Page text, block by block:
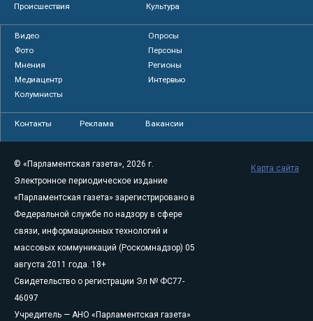
Происшествия
Культура
Видео
Опросы
Фото
Персоны
Мнения
Регионы
Медиацентр
Интервью
Колумнисты
Контакты Реклама Вакансии
© «Парламентская газета», 2026 г.
Электронное периодическое издание
«Парламентская газета» зарегистрировано в
Федеральной службе по надзору в сфере
связи, информационных технологий и
массовых коммуникаций (Роскомнадзор) 05
августа 2011 года. 18+
Свидетельство о регистрации Эл № ФС77-
46097
Учредитель — АНО «Парламентская газета»
Карта сайта